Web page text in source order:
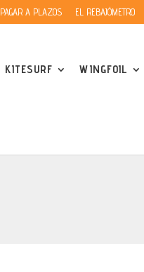
PAGAR A PLAZOS EL REBAJÓMETRO
KITESURF WINGFOIL